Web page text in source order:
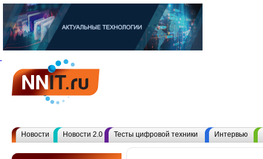
Новости Новости 2.0 Тесты цифровой техники Интервью